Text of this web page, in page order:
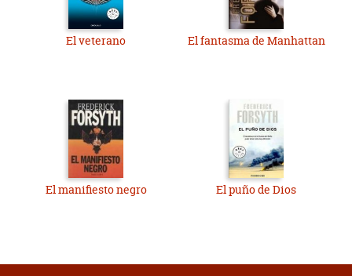
El veterano El fantasma de Manhattan
El manifiesto negro El puño de Dios